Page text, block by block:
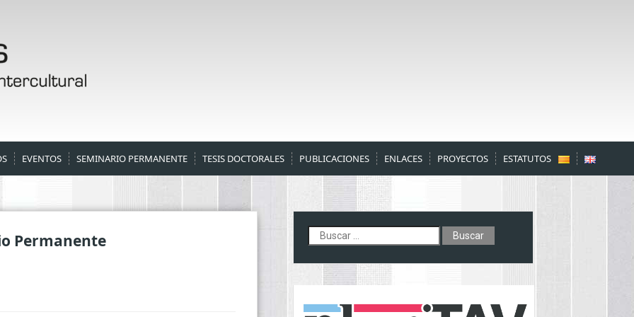
EVENTOS SEMINARIO PERMANENTE TESIS DOCTORALES PUBLICACIONES ENLACES PROYECTOS ESTATUTOS
Permanente Buscar: